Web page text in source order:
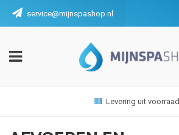
service@mijnspashop.nl
Levering uit voorraad